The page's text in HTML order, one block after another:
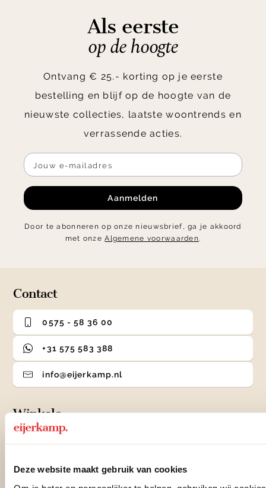
Deze website maakt gebruik van cookies
Als eerste
op de hoogte
Ontvang € 25.- korting op je eerste
bestelling en blijf op de hoogte van de
nieuwste collecties, laatste woontrends en
verrassende acties.
Aanmelden
Door te abonneren op onze nieuwsbrief, ga je akkoord
met onzeAlgemene voorwaarden.
Contact
0575 - 58 36 00
+31 575 583 388
info@eijerkamp.nl
Winkels
Woonwinkel Veenendaal
Adres & Openingstijden